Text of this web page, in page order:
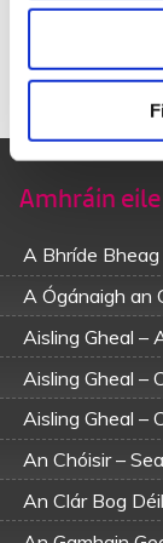
Do tharraing sé
Chun Abha Tí
Aníos Ceapadh
‘Gur
Amhráin
A Bhríde
A Ógánaigh an
Aisling Gheal –
Aisling Gheal –
Aisling Gheal –
An Chóisir –
An Clár Bog